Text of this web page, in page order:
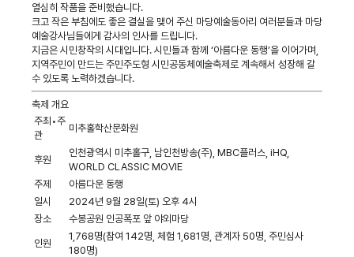
열심히 작품을 준비했습니다.
크고 작은 부침에도 좋은 결실을 맺어 주신 마당예술동아리 여러분들과 마당
예술강사님들에게 감사의 인사를 드립니다.
지금은 시민창작의 시대입니다. 시민들과 함께 ‘아름다운 동행’을 이어가며,
지역주민이 만드는 주민주도형 시민공동체예술축제로 계속해서 성장해 갈
수 있도록 노력하겠습니다.
축제 개요
주최•주
관
미추홀학산문화원
후원
인천광역시 미추홀구, 남인천방송(주), MBC플러스, iHQ,
WORLD CLASSIC MOVIE
주제
아름다운 동행
일시
2024년 9월 28일(토) 오후 4시
장소
수봉공원 인공폭포 앞 야외마당
인원
1,768명(참여 142명, 체험 1,681명, 관계자 50명, 주민심사
180명)